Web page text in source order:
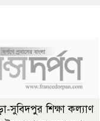
শিক্ষা কল্যাণ